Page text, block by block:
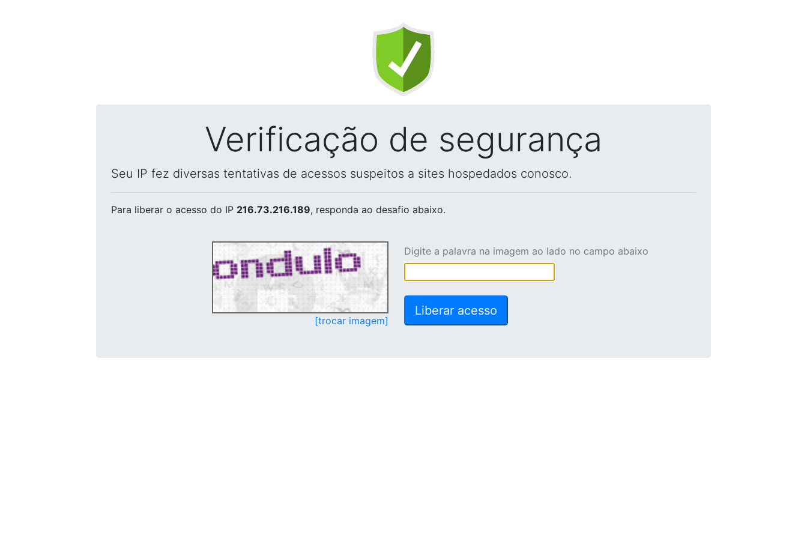
Verificação de segurança
Seu IP fez diversas tentativas de acessos suspeitos a sites hospedados conosco.
Para liberar o acesso do IP 216.73.216.189, responda ao desafio abaixo.
[trocar imagem]
Digite a palavra na imagem ao lado no campo abaixo